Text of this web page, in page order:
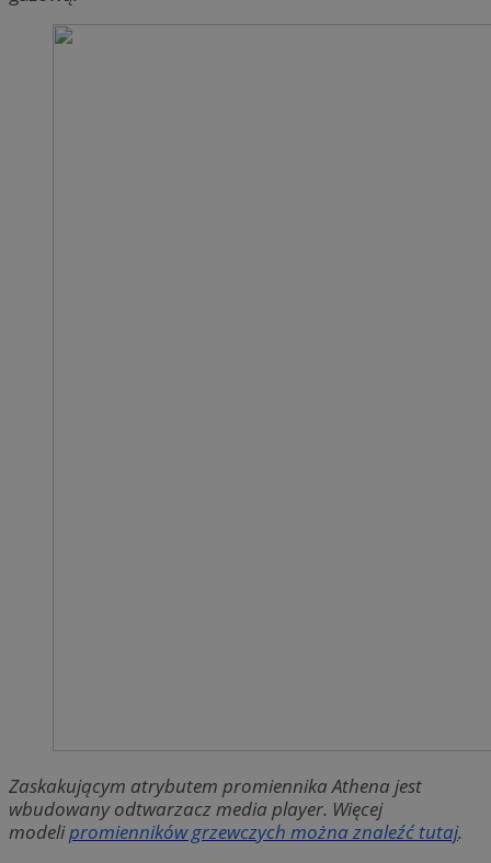
Zaskakującym atrybutem promiennika Athena jest
wbudowany odtwarzacz media player. Więcej
modelipromienników grzewczych można znaleźć tutaj.